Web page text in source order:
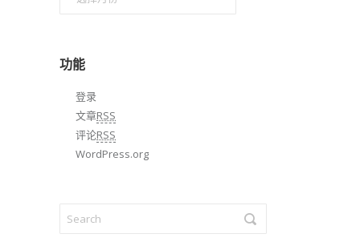
功能
登录
文章RSS
评论RSS
WordPress.org